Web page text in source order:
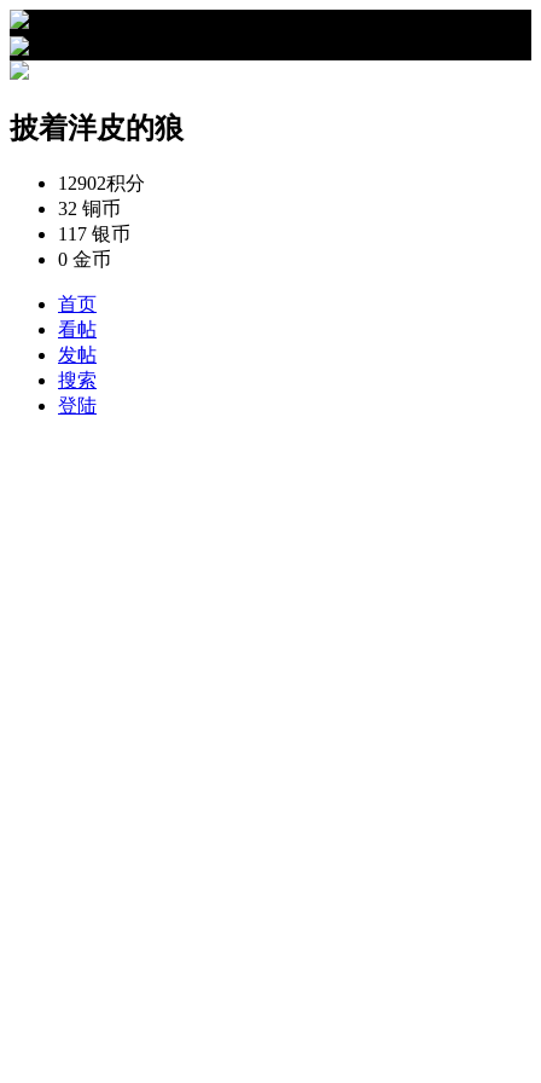
披着洋皮的狼
12902积分
32 铜币
117 银币
0 金币
首页
看帖
发帖
搜索
登陆